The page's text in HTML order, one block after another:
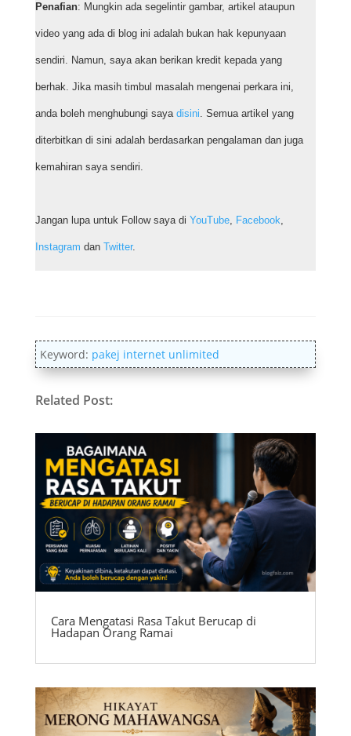
Penafian: Mungkin ada segelintir gambar, artikel ataupun
video yang ada di blog ini adalah bukan hak kepunyaan
sendiri. Namun, saya akan berikan kredit kepada yang
berhak. Jika masih timbul masalah mengenai perkara ini,
anda boleh menghubungi saya disini. Semua artikel yang
diterbitkan di sini adalah berdasarkan pengalaman dan juga
kemahiran saya sendiri.
Jangan lupa untuk Follow saya di YouTube, Facebook,
Instagram dan Twitter.
Keyword: pakej internet unlimited
Related Post:
Cara Mengatasi Rasa Takut Berucap di
Hadapan Orang Ramai